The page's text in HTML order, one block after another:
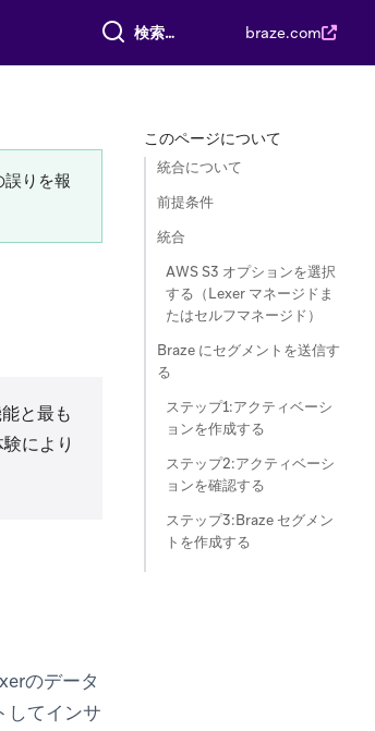
すべて検索 braze.com
りを報
と最も
により
のデータ
してインサ
このページについて
統合について
前提条件
統合
AWS S3 オプションを選択
する（Lexer マネージドま
たはセルフマネージド）
Braze にセグメントを送信す
る
ステップ1:アクティベーシ
ョンを作成する
ステップ2:アクティベーシ
ョンを確認する
ステップ3:Braze セグメン
トを作成する